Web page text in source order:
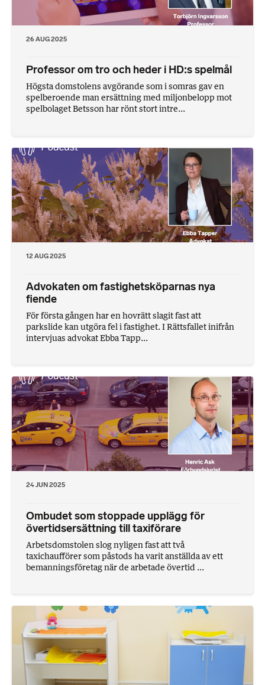
26 AUG 2025
Professor om tro och heder i HD:s spelmål
Högsta domstolens avgörande som i somras gav en
spelberoende man ersättning med miljonbelopp mot
spelbolaget Betsson har rönt stort intre...
12 AUG 2025
Advokaten om fastighetsköparnas nya
fiende
För första gången har en hovrätt slagit fast att
parkslide kan utgöra fel i fastighet. I Rättsfallet inifrån
intervjuas advokat Ebba Tapp...
24 JUN 2025
Ombudet som stoppade upplägg för
övertidsersättning till taxiförare
Arbetsdomstolen slog nyligen fast att två
taxichaufförer som påstods ha varit anställda av ett
bemanningsföretag när de arbetade övertid ...